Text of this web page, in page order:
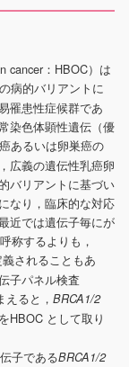
cancer：HBOC）は
病的バリアントに
罹患性症候群であ
染色体顕性遺伝（優
あるいは卵巣癌の
広義の遺伝性乳癌卵
バリアントに基づい
なり，臨床的な対応
近では遺伝子毎にが
称するよりも，
されることもあ
子パネル検査
ると， BRCA1/2
HBOC として取り
子であるBRCA1/2